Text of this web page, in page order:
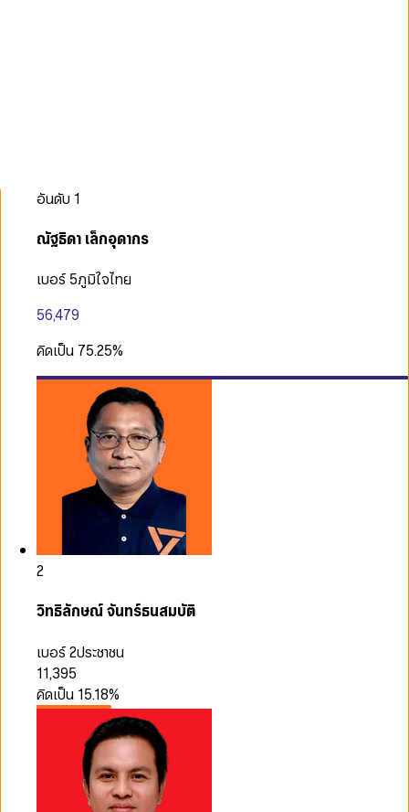
อันดับ 1
ณัฐธิดา เล็กอุดากร
เบอร์ 5ภูมิใจไทย
56,479
คิดเป็น 75.25%
2
วิทธิลักษณ์ จันทร์ธนสมบัติ
เบอร์ 2ประชาชน
11,395
คิดเป็น 15.18%